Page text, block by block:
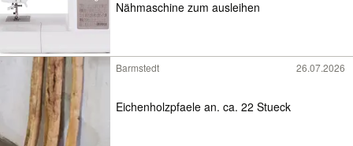
Nähmaschine zum ausleihen
Barmstedt 26.07.2026
Eichenholzpfaele an. ca. 22 Stueck